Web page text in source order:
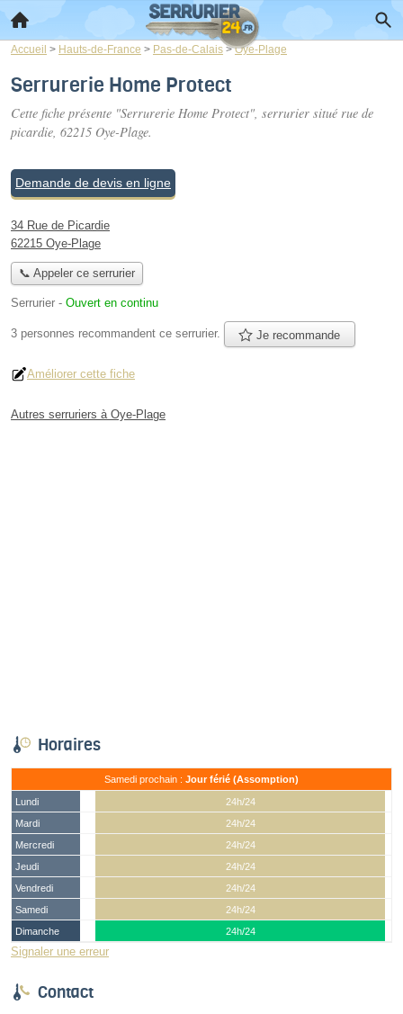
Accueil > Hauts-de-France > Pas-de-Calais >Oye-Plage
Serrurerie Home Protect
Cette fiche présente "Serrurerie Home Protect", serrurier situé rue de
picardie, 62215 Oye-Plage.
Demande de devis en ligne
34 Rue de Picardie
62215 Oye-Plage
📞 Appeler ce serrurier
Serrurier - Ouvert en continu
3 personnes recommandent ce serrurier. Je recommande
Améliorer cette fiche
Autres serruriers à Oye-Plage
Horaires
Samedi prochain : Jour férié (Assomption)
Lundi
24h/24
Mardi
24h/24
Mercredi
24h/24
Jeudi
24h/24
Vendredi
24h/24
Samedi
24h/24
Dimanche
24h/24
Signaler une erreur
Contact